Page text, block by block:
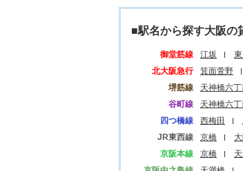
■駅名から探す大阪の
御堂筋線 江坂
北大阪急行
箕面萱野
堺筋線
天神橋六丁
谷町線
天神橋六丁
四つ橋線
西梅田
JR東西線
京橋
京阪本線
京橋